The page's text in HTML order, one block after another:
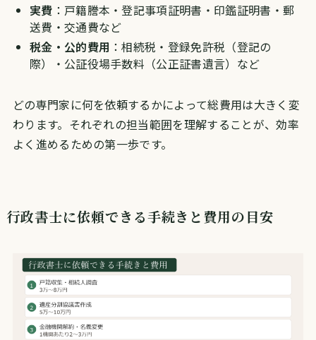
実費 ：戸籍謄本・登記事項証明書・印鑑証明書・郵
送費・交通費など
税金・公的費用 ：相続税・登録免許税（登記の
際）・公証役場手数料（公正証書遺言）など
どの専門家に何を依頼するかによって総費用は大きく変
わります。それぞれの担当範囲を理解することが、効率
よく進めるための第一歩です。
行政書士に依頼できる手続きと費用の目安